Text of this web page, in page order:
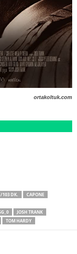
ortakoltuk.com
103 DK.
CAPONE
JOSH TRANK
TOM HARDY